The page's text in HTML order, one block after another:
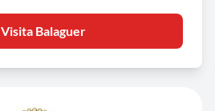
Visita Balaguer